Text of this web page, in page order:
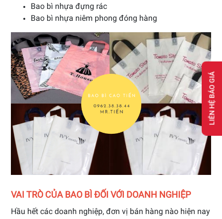
Bao bì nhựa đựng rác
Bao bì nhựa niêm phong đóng hàng
VAI TRÒ CỦA BAO BÌ ĐỐI VỚI DOANH NGHIỆP
Hầu hết các doanh nghiệp, đơn vị bán hàng nào hiện nay
LIÊN HỆ BÁO GIÁ